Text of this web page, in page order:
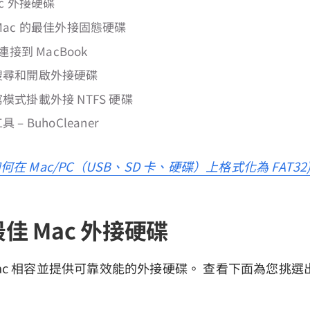
的最佳外接固態硬碟
接到 MacBook
和開啟外接硬碟
式掛載外接 NTFS 硬碟
– BuhoCleaner
在 Mac/PC（USB、SD 卡、硬碟）上格式化為
Mac 外接硬碟
相容並提供可靠效能的外接硬碟。 查看下面為您挑選